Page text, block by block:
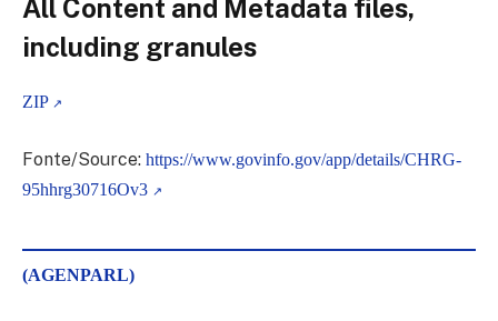
All Content and Metadata files,
including granules
ZIP
Fonte/Source: https://www.govinfo.gov/app/details/CHRG-
95hhrg30716Ov3
(AGENPARL)